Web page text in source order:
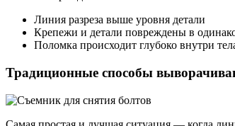
Линия разреза выше уровня детали
Крепежи и детали повреждены в
Поломка происходит глубоко внутри
Традиционные способы